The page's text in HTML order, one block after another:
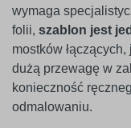
wymaga
folii, szablon jest
mostków
dużą przewagę w
konieczność
odmalowaniu.